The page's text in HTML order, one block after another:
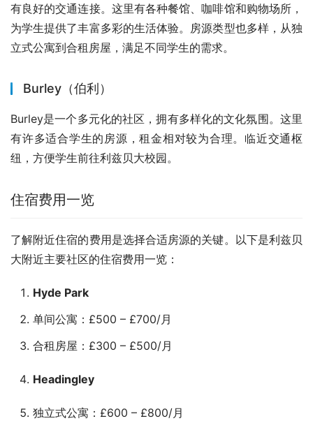
有良好的交通连接。这里有各种餐馆、咖啡馆和购物场所，
为学生提供了丰富多彩的生活体验。房源类型也多样，从独
立式公寓到合租房屋，满足不同学生的需求。
Burley（伯利）
Burley是一个多元化的社区，拥有多样化的文化氛围。这里
有许多适合学生的房源，租金相对较为合理。临近交通枢
纽，方便学生前往利兹贝大校园。
住宿费用一览
了解附近住宿的费用是选择合适房源的关键。以下是利兹贝
大附近主要社区的住宿费用一览：
Hyde Park
单间公寓：£500 – £700/月
合租房屋：£300 – £500/月
Headingley
独立式公寓：£600 – £800/月